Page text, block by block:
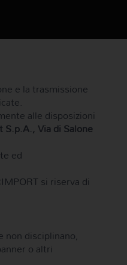
e la trasmissione
alle disposizioni
Via di Salone
ed
si riserva di
non disciplinano,
o altri